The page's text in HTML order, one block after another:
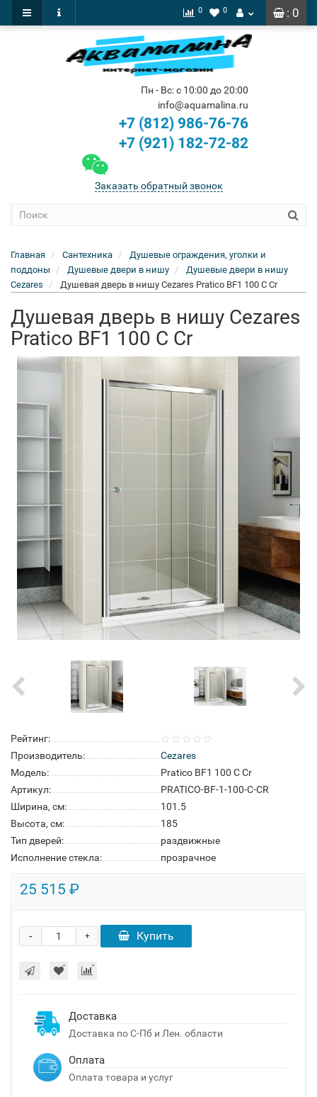
: 0
0 0
Пн - Вс: с 10:00 до 20:00
info@aquamalina.ru
+7 (812) 986-76-76
+7 (921) 182-72-82
Заказать обратный звонок
Главная Сантехника
Душевые ограждения, уголки и
поддоны
Душевые двери в нишу
Душевые двери в нишу
Cezares
Душевая дверь в нишу Cezares Pratico BF1 100 C Cr
Душевая дверь в нишу Cezares
Pratico BF1 100 C Cr
Рейтинг:
Производитель:
Cezares
Модель:
Pratico BF1 100 C Cr
Артикул:
PRATICO-BF-1-100-C-CR
Ширина, см:
101.5
Высота, см:
185
Тип дверей:
раздвижные
Исполнение стекла:
прозрачное
25 515 ₽
+
- Купить
Доставка
Доставка по С-Пб и Лен. области
Оплата
Оплата товара и услуг